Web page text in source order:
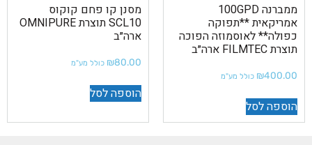
ממברנה 100GPD
אמריקאית **תפוקה
כפולה** לאוסמוזה הפוכה
תוצרת FILMTEC ארה״ב
₪400.00 כולל מע"מ
הוספה לסל
מסנן קו פחם קוקוס
SCL10 תוצרת OMNIPURE
ארה״ב
₪80.00 כולל מע"מ
הוספה לסל